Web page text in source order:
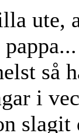
ute,
så
i